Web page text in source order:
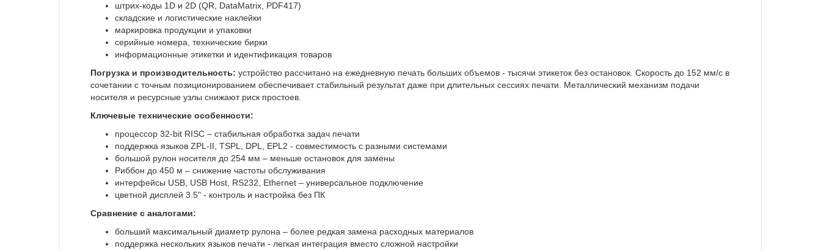
штрих-коды 1D и 2D (QR, DataMatrix, PDF417)
складские и логистические наклейки
маркировка продукции и упаковки
серийные номера, технические бирки
информационные этикетки и идентификация товаров
Погрузка и производительность: устройство рассчитано на ежедневную печать больших объемов - тысячи этикеток без остановок. Скорость до 152 мм/с в
сочетании с точным позиционированием обеспечивает стабильный результат даже при длительных сессиях печати. Металлический механизм подачи
носителя и ресурсные узлы снижают риск простоев.
Ключевые технические особенности:
процессор 32-bit RISC – стабильная обработка задач печати
поддержка языков ZPL-II, TSPL, DPL, EPL2 - совместимость с разными системами
большой рулон носителя до 254 мм – меньше остановок для замены
Риббон до 450 м – снижение частоты обслуживания
интерфейсы USB, USB Host, RS232, Ethernet – универсальное подключение
цветной дисплей 3.5" - контроль и настройка без ПК
Сравнение с аналогами:
больший максимальный диаметр рулона – более редкая замена расходных материалов
поддержка нескольких языков печати - легкая интеграция вместо сложной настройки